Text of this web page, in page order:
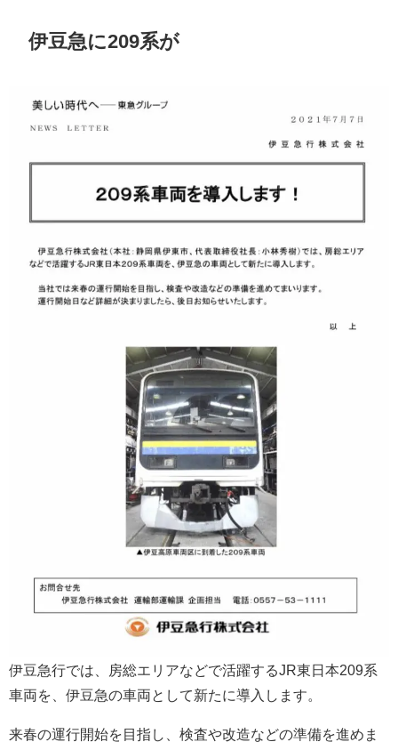
伊豆急に209系が
伊豆急行では、房総エリアなどで活躍するJR東日本209系
車両を、伊豆急の車両として新たに導入します。
来春の運行開始を目指し、検査や改造などの準備を進めま